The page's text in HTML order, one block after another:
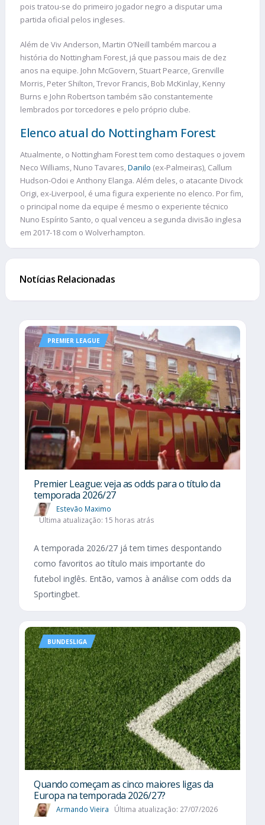
pois tratou-se do primeiro jogador negro a disputar uma
partida oficial pelos ingleses.
Além de Viv Anderson, Martin O’Neill também marcou a
história do Nottingham Forest, já que passou mais de dez
anos na equipe. John McGovern, Stuart Pearce, Grenville
Morris, Peter Shilton, Trevor Francis, Bob McKinlay, Kenny
Burns e John Robertson também são constantemente
lembrados por torcedores e pelo próprio clube.
Elenco atual do Nottingham Forest
Atualmente, o Nottingham Forest tem como destaques o jovem
Neco Williams, Nuno Tavares,Danilo (ex-Palmeiras), Callum
Hudson-Odoi e Anthony Elanga. Além deles, o atacante Divock
Origi, ex-Liverpool, é uma figura experiente no elenco. Por fim,
o principal nome da equipe é mesmo o experiente técnico
Nuno Espírito Santo, o qual venceu a segunda divisão inglesa
em 2017-18 com o Wolverhampton.
Notícias Relacionadas
PREMIER LEAGUE
Premier League: veja as odds para o título da
temporada 2026/27
Estevão Maximo
Última atualização: 15 horas atrás
A temporada 2026/27 já tem times despontando
como favoritos ao título mais importante do
futebol inglês. Então, vamos à análise com odds da
Sportingbet.
BUNDESLIGA
Quando começam as cinco maiores ligas da
Europa na temporada 2026/27?
Armando Vieira Última atualização: 27/07/2026